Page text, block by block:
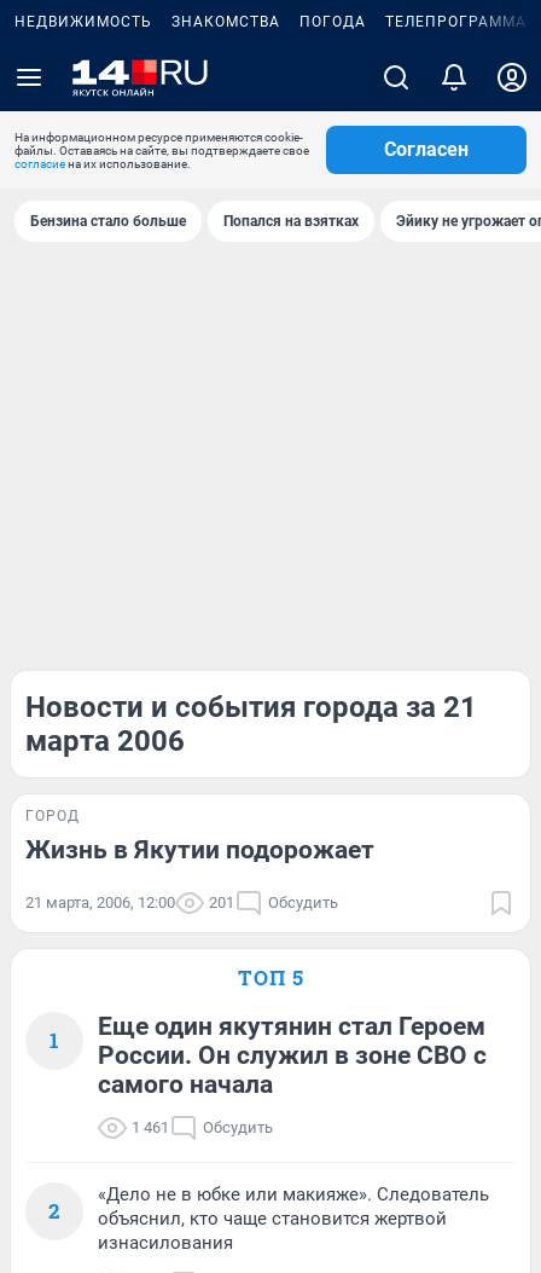
НЕДВИЖИМОСТЬ ЗНАКОМСТВА ПОГОДА ТЕЛЕПРОГРАММА
На информационном ресурсе применяются cookie-
файлы. Оставаясь на сайте, вы подтверждаете свое
согласиена их использование.
Согласен
Бензина стало больше Попался на взятках Эйику не угрожает
Новости и события города за 21
марта 2006
ГОРОД
Жизнь в Якутии подорожает
21 марта, 2006, 12:00 201 Обсудить
ТОП 5
1
Еще один якутянин стал Героем
России. Он служил в зоне СВО с
самого начала
1 461 Обсудить
2
«Дело не в юбке или макияже». Следователь
объяснил, кто чаще становится жертвой
изнасилования